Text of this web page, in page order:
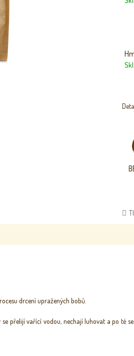
drcení upražených bobů.
přelijí vařící vodou, nechají luhovat a po té